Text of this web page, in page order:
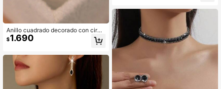
Anillo cuadrado decorado con circo
nita cúbica, elegante y de lujo para
mujer
$1.690